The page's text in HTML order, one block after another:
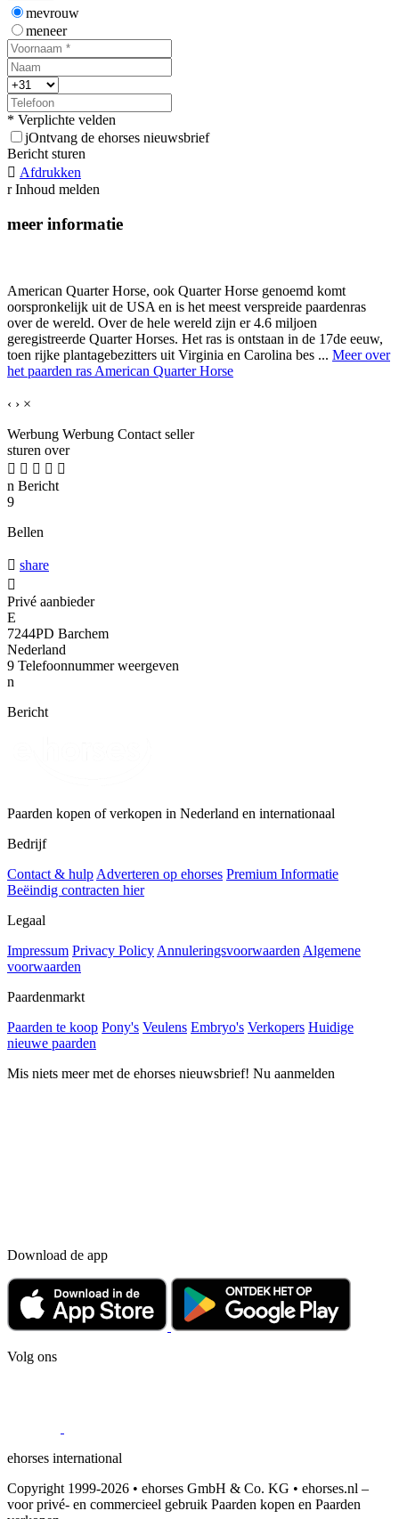
mevrouw
meneer
* Verplichte velden
jOntvang de ehorses nieuwsbrief
Bericht sturen
 Afdrukken
r Inhoud melden
meer informatie
American Quarter Horse, ook Quarter Horse genoemd komt
oorspronkelijk uit de USA en is het meest verspreide paardenras
over de wereld. Over de hele wereld zijn er 4.6 miljoen
geregistreerde Quarter Horses. Het ras is ontstaan in de 17de eeuw,
toen rijke plantagebezitters uit Virginia en Carolina bes ... Meer over
het paarden ras American Quarter Horse
‹ › ×
Werbung Werbung Contact seller
sturen over
    
n Bericht
9
Bellen
 share

Privé aanbieder
E
7244PD Barchem
Nederland
9 Telefoonnummer weergeven
n
Bericht
Paarden kopen of verkopen in Nederland en internationaal
Bedrijf
Contact & hulp Adverteren op ehorses Premium Informatie
Beëindig contracten hier
Legaal
Impressum Privacy Policy Annuleringsvoorwaarden Algemene
voorwaarden
Paardenmarkt
Paarden te koop Pony's Veulens Embryo's Verkopers Huidige
nieuwe paarden
Mis niets meer met de ehorses nieuwsbrief! Nu aanmelden
Download de app
Volg ons
ehorses international
Copyright 1999-2026 • ehorses GmbH & Co. KG • ehorses.nl –
voor privé- en commercieel gebruik Paarden kopen en Paarden